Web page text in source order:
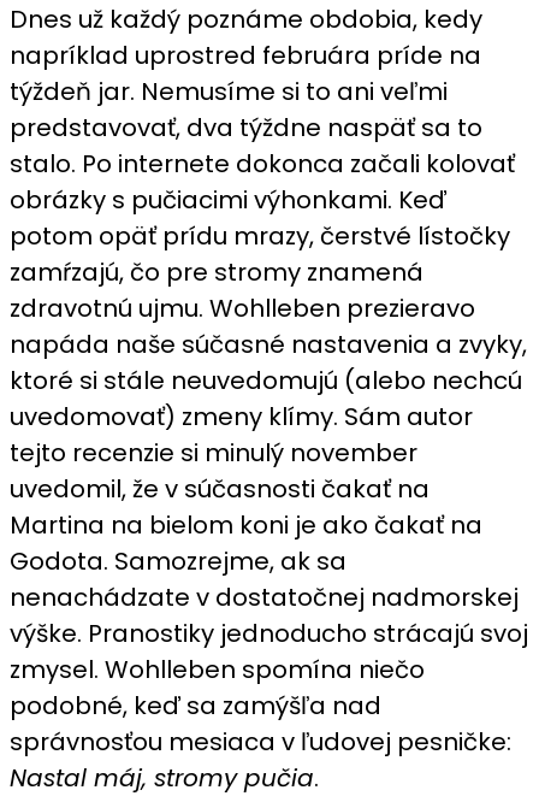
Dnes už každý poznáme obdobia, kedy
napríklad uprostred februára príde na
týždeň jar. Nemusíme si to ani veľmi
predstavovať, dva týždne naspäť sa to
stalo. Po internete dokonca začali kolovať
obrázky s pučiacimi výhonkami. Keď
potom opäť prídu mrazy, čerstvé lístočky
zamŕzajú, čo pre stromy znamená
zdravotnú ujmu. Wohlleben prezieravo
napáda naše súčasné nastavenia a zvyky,
ktoré si stále neuvedomujú (alebo nechcú
uvedomovať) zmeny klímy. Sám autor
tejto recenzie si minulý november
uvedomil, že v súčasnosti čakať na
Martina na bielom koni je ako čakať na
Godota. Samozrejme, ak sa
nenachádzate v dostatočnej nadmorskej
výške. Pranostiky jednoducho strácajú svoj
zmysel. Wohlleben spomína niečo
podobné, keď sa zamýšľa nad
správnosťou mesiaca v ľudovej pesničke:
Nastal máj, stromy pučia.